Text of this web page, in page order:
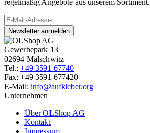
regelmäßig Angebote aus unserem Sortiment.
Newsletter anmelden
Gewerbepark 13
02694 Malschwitz
Tel.: +49 3591 67740
Fax: +49 3591 677420
E-Mail: info@aufkleber.org
Unternehmen
Über OLShop AG
Kontakt